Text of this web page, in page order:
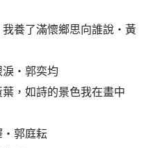
我養了滿懷鄉思向誰說‧黃
淚‧郭奕均
，如詩的景色我在畫中
‧郭庭耘